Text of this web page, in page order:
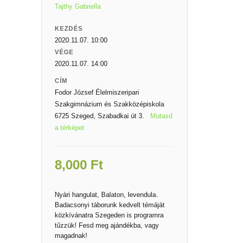
Tajthy Gabriella
KEZDÉS
2020.11.07. 10:00
VÉGE
2020.11.07. 14:00
CÍM
Fodor József Élelmiszeripari
Szakgimnázium és Szakközépiskola
6725 Szeged, Szabadkai út 3.
Mutasd
a térképet
8,000 Ft
Nyári hangulat, Balaton, levendula.
Badacsonyi táborunk kedvelt témáját
közkívánatra Szegeden is programra
tűzzük! Fesd meg ajándékba, vagy
magadnak!